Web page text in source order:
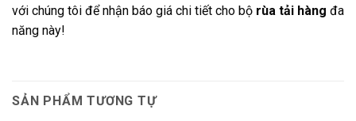
với chúng tôi để nhận báo giá chi tiết cho bộ rùa tải hàng đa
năng này!
SẢN PHẨM TƯƠNG TỰ